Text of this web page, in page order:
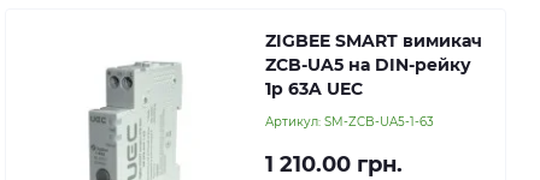
ZIGBEE SMART вимикач
ZCB-UA5 на DIN-рейку
1p 63A UEC
Артикул: SM-ZCB-UA5-1-63
1 210.00 грн.